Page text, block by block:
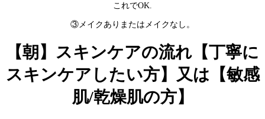
これでOK.
③メイクありまたはメイクなし。
【朝】スキンケアの流れ【丁寧に
スキンケアしたい方】又は【敏感
肌/乾燥肌の方】